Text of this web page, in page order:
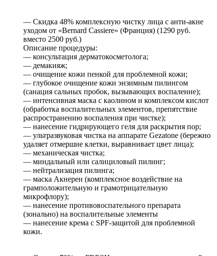
— Скидка 48% комплексную чистку лица с анти-акне
уходом от «Bernard Cassiere» (Франция) (1290 руб.
вместо 2500 руб.)
Описание процедуры:
— консультация дерматокосметолога;
— демакияж;
— очищение кожи пенкой для проблемной кожи;
— глубокое очищение кожи энзимным пилингом
(санация сальных пробок, вызывающих воспаление);
— интенсивная маска с каолином и комплексом кислот
(обработка воспалительных элементов, препятствие
распространению воспаления при чистке);
— нанесение гидрирующего геля для раскрытия пор;
— ультразвуковая чистка на аппарате Gezatone (бережно
удаляет отмершие клетки, выравнивает цвет лица);
— механическая чистка;
— миндальный или салициловый пилинг;
— нейтрализация пилинга;
— маска Акнерен (комплексное воздействие на
грамположительную и грамотрицательную
микрофлору);
— нанесение противовоспательного препарата
(зонально) на воспалительные элементы
— нанесение крема с SPF-защитой для проблемной
кожи.